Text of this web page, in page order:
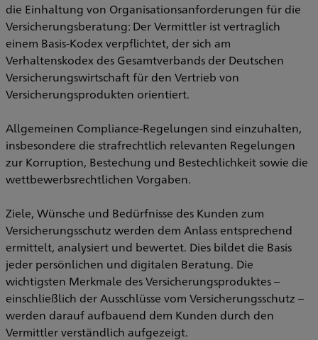
die Einhaltung von Organisationsanforderungen für die
Versicherungsberatung: Der Vermittler ist vertraglich
einem Basis-Kodex verpflichtet, der sich am
Verhaltenskodex des Gesamtverbands der Deutschen
Versicherungswirtschaft für den Vertrieb von
Versicherungsprodukten orientiert.
Allgemeinen Compliance-Regelungen sind einzuhalten,
insbesondere die strafrechtlich relevanten Regelungen
zur Korruption, Bestechung und Bestechlichkeit sowie die
wettbewerbsrechtlichen Vorgaben.
Ziele, Wünsche und Bedürfnisse des Kunden zum
Versicherungsschutz werden dem Anlass entsprechend
ermittelt, analysiert und bewertet. Dies bildet die Basis
jeder persönlichen und digitalen Beratung. Die
wichtigsten Merkmale des Versicherungsproduktes –
einschließlich der Ausschlüsse vom Versicherungsschutz –
werden darauf aufbauend dem Kunden durch den
Vermittler verständlich aufgezeigt.